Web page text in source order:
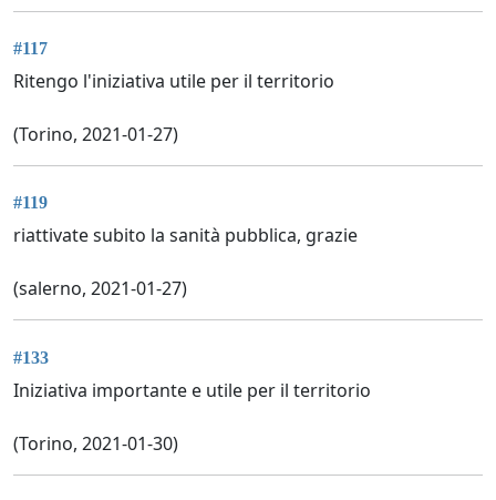
#117
Ritengo l'iniziativa utile per il territorio
(Torino, 2021-01-27)
#119
riattivate subito la sanità pubblica, grazie
(salerno, 2021-01-27)
#133
Iniziativa importante e utile per il territorio
(Torino, 2021-01-30)